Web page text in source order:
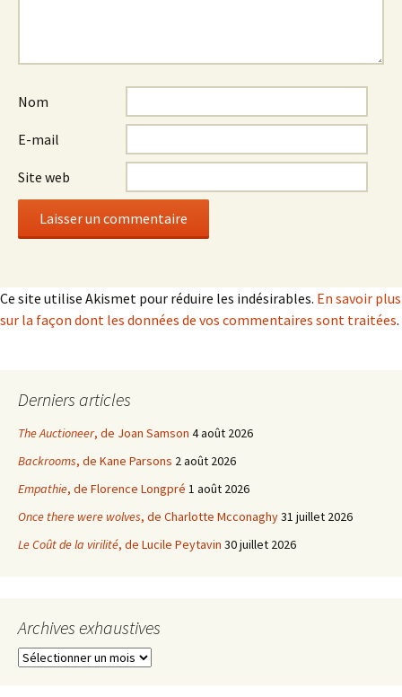
Nom
E-mail
Site web
Ce site utilise Akismet pour réduire les indésirables. En savoir plus
sur la façon dont les données de vos commentaires sont traitées.
Derniers articles
The Auctioneer, de Joan Samson 4 août 2026
Backrooms, de Kane Parsons 2 août 2026
Empathie, de Florence Longpré 1 août 2026
Once there were wolves, de Charlotte Mcconaghy31 juillet 2026
Le Coût de la virilité, de Lucile Peytavin 30 juillet 2026
Archives exhaustives
Archives